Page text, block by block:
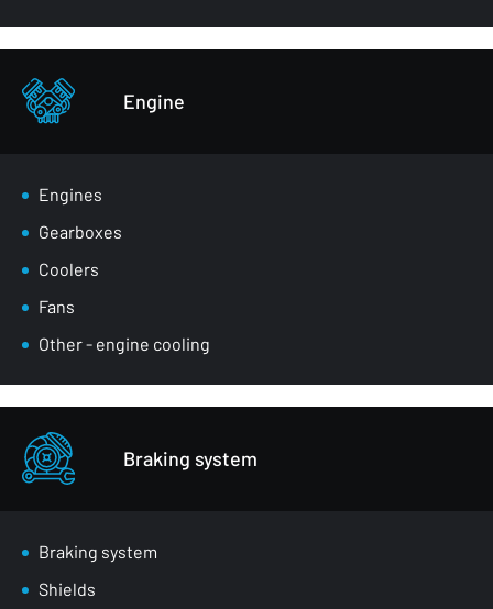
Bumpers
Other - body parts
Engine
Engines
Gearboxes
Coolers
Fans
Other - engine cooling
Braking system
Braking system
Shields